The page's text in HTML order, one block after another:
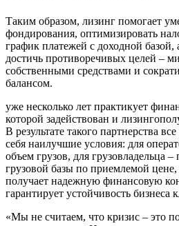
Таким образом, лизинг помогает
фондирования, оптимизировать
график платежей с доходной
достичь противоречивых целей –
собственными средствами и
балансом.
уже несколько лет практикует
которой задействован и
В результате такого партнерства
себя наилучшие условия: для
объем грузов, для грузовладельца
грузовой базы по приемлемой
получает надежную финансовую
гарантирует устойчивость бизнеса
«Мы не считаем, что кризис – это